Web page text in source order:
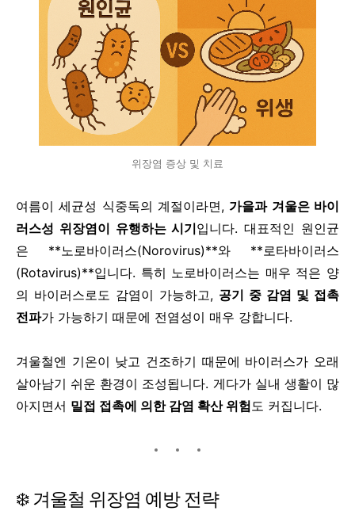
위장염 증상 및 치료
여름이 세균성 식중독의 계절이라면, 가을과 겨울은 바이
러스성 위장염이 유행하는 시기입니다. 대표적인 원인균
은 **노로바이러스(Norovirus)**와 **로타바이러스
(Rotavirus)**입니다. 특히 노로바이러스는 매우 적은 양
의 바이러스로도 감염이 가능하고, 공기 중 감염 및 접촉
전파가 가능하기 때문에 전염성이 매우 강합니다.
겨울철엔 기온이 낮고 건조하기 때문에 바이러스가 오래
살아남기 쉬운 환경이 조성됩니다. 게다가 실내 생활이 많
아지면서 밀접 접촉에 의한 감염 확산 위험도 커집니다.
❄️ 겨울철 위장염 예방 전략